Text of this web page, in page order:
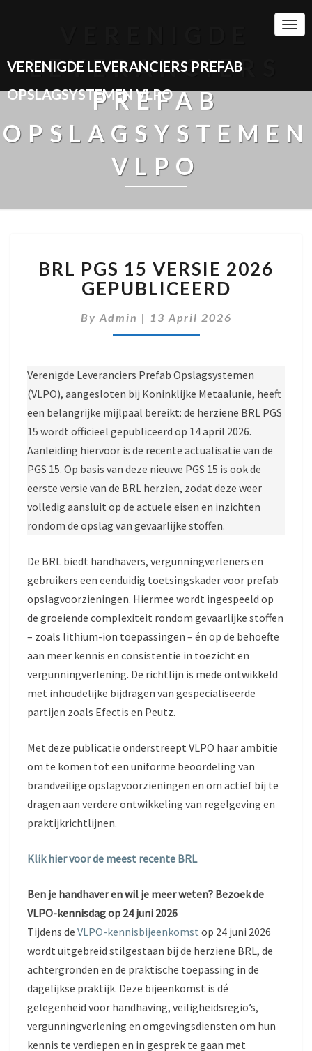
VERENIGDE LEVERANCIERS PREFAB
OPSLAGSYSTEMEN VLPO
LEVERANCIERS
PREFAB
OPSLAGSYSTEMEN
VLPO
PGS
15
VERSIE
2026
BRL PGS 15 VERSIE 2026
GEPUBLICEERD
By Admin | 13 April 2026
Verenigde Leveranciers Prefab Opslagsystemen
(VLPO), aangesloten bij Koninklijke Metaalunie, heeft
een belangrijke mijlpaal bereikt: de herziene BRL PGS
15 wordt officieel gepubliceerd op 14 april 2026.
Aanleiding hiervoor is de recente actualisatie van de
PGS 15. Op basis van deze nieuwe PGS 15 is ook de
eerste versie van de BRL herzien, zodat deze weer
volledig aansluit op de actuele eisen en inzichten
rondom de opslag van gevaarlijke stoffen.
De BRL biedt handhavers, vergunningverleners en
gebruikers een eenduidig toetsingskader voor prefab
opslagvoorzieningen. Hiermee wordt ingespeeld op
de groeiende complexiteit rondom gevaarlijke stoffen
– zoals lithium-ion toepassingen – én op de behoefte
aan meer kennis en consistentie in toezicht en
vergunningverlening. De richtlijn is mede ontwikkeld
met inhoudelijke bijdragen van gespecialiseerde
partijen zoals Efectis en Peutz.
Met deze publicatie onderstreept VLPO haar ambitie
om te komen tot een uniforme beoordeling van
brandveilige opslagvoorzieningen en om actief bij te
dragen aan verdere ontwikkeling van regelgeving en
praktijkrichtlijnen.
Klik hier voor de meest recente BRL
Ben je handhaver en wil je meer weten? Bezoek de
VLPO-kennisdag op 24 juni 2026
Tijdens de VLPO-kennisbijeenkomst op 24 juni 2026
wordt uitgebreid stilgestaan bij de herziene BRL, de
achtergronden en de praktische toepassing in de
dagelijkse praktijk. Deze bijeenkomst is dé
gelegenheid voor handhaving, veiligheidsregio’s,
vergunningverlening en omgevingsdiensten om hun
kennis te verdiepen en in gesprek te gaan met